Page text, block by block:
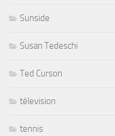
Sunside
Susan Tedeschi
Ted Curson
télevision
tennis